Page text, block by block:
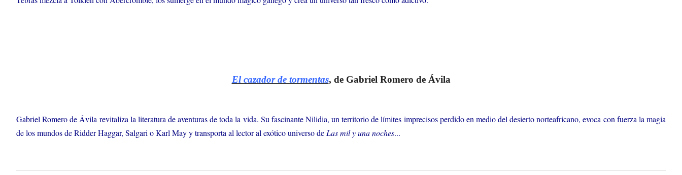
El cazador de tormentas, de Gabriel Romero de Ávila
Gabriel Romero de Ávila revitaliza la literatura de aventuras de toda la vida. Su fascinante Nilidia, un territorio de límites imprecisos perdido en medio del desierto norteafricano, evoca con fuerza la magia
de los mundos de Ridder Haggar, Salgari o Karl May y transporta al lector al exótico universo de Las mil y una noches...